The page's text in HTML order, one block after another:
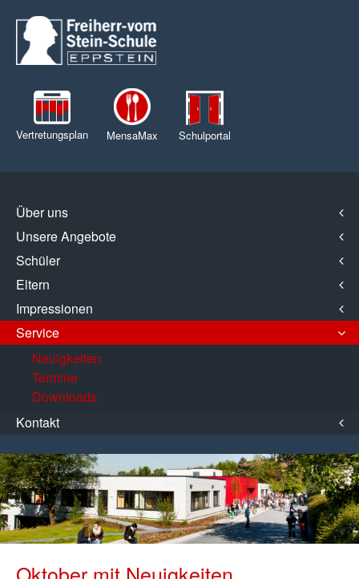
Vertretungsplan MensaMax Schulportal
Über uns
Unsere Angebote
Schüler
Eltern
Impressionen
Service
Neuigkeiten
Termine
Downloads
Kontakt